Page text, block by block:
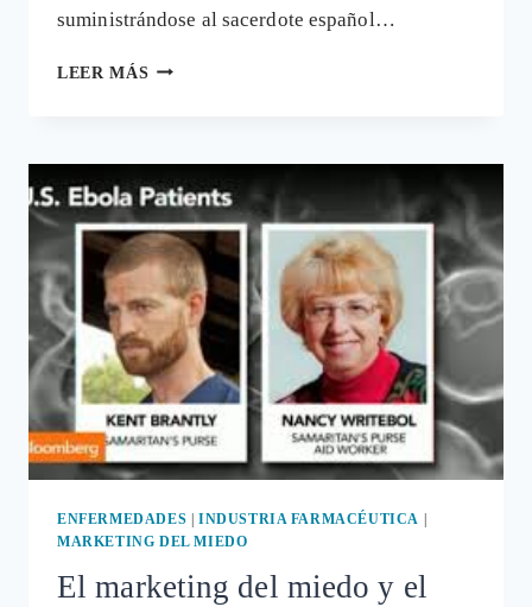
suministrándose al sacerdote español…
LEER MÁS LOS
DEL
«SUERO
MILAGROSO»
QUE
SE
HA
PROBADO
CON
MIGUEL
PAJARES
#ÉBOLA
ENFERMEDADES INDUSTRIA FARMACÉUTICA
MARKETING DEL MIEDO
El marketing del miedo y el